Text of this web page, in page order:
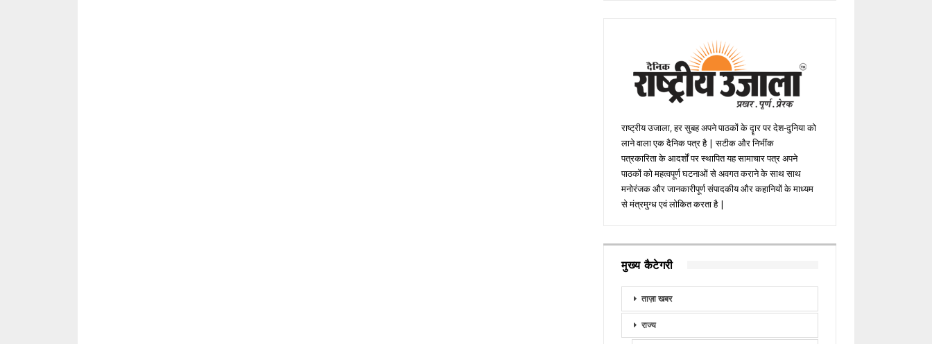
राष्ट्रीय उजाला, हर सुबह अपने पाठकों के दॄार पर देश-दुनिया को
लाने वाला एक दैनिक पत्र है | सटीक और निभींक
पत्रकारिता के आदर्शों पर स्थापित यह सामाचार पत्र अपने
पाठकों को महत्वपूर्ण घटनाओं से अवगत कराने के साथ साथ
मनोरंजक और जानकारीपूर्ण संपादकीय और कहानियों के माध्यम
से मंत्रमुग्ध एवं लोकित करता है |
मुख्य कैटेगरी
ताज़ा खबर
राज्य